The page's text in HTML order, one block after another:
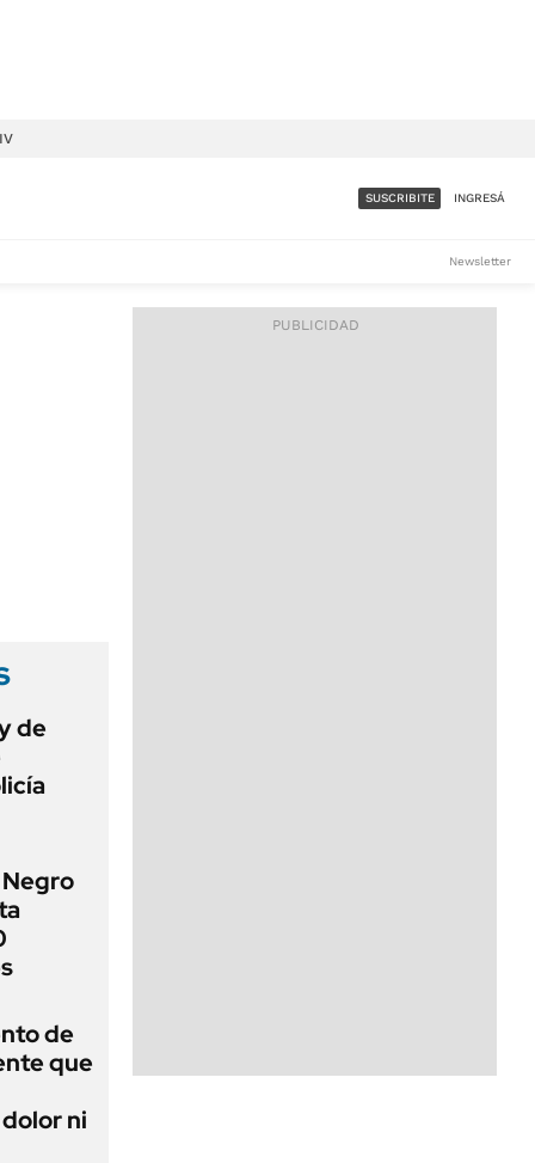
ACCESO FULL - $1.800/MES
SUSCRIBITE INGRESÁ
Newsletter
de
de
que
ni